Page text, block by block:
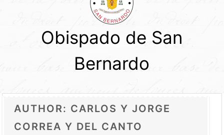
Obispado de San
Bernardo
AUTHOR: CARLOS Y JORGE
CORREA Y DEL CANTO